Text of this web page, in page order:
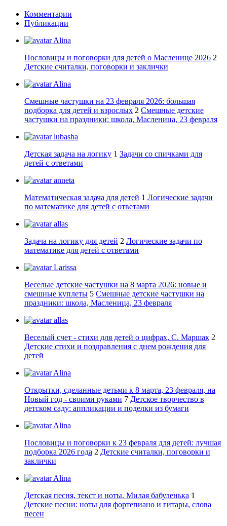
Комментарии
Публикации
Alina
Пословицы и поговорки для детей о Масленице 2026 2
Детские считалки, поговорки и заклички
Alina
Смешные частушки на 23 февраля 2026: большая
подборка для детей и взрослых 2 Смешные детские
частушки на праздники: школа, Масленица, 23 февраля
lubasha
Детская задача на логику 1 Задачи со спичками для
детей с ответами
anneta
Математическая задача для детей 1 Логические задачи
по математике для детей с ответами
allas
Задача на логику для детей 2 Логические задачи по
математике для детей с ответами
Larissa
Веселые детские частушки на 8 марта 2026: новые и
смешные куплеты 5 Смешные детские частушки на
праздники: школа, Масленица, 23 февраля
allas
Веселый счет - стихи для детей о цифрах, С. Маршак 2
Детские стихи и поздравления с днем рождения для
детей
Alina
Открытки, сделанные детьми к 8 марта, 23 февраля, на
Новый год - своими руками 7 Детское творчество в
детском саду: аппликации и поделки из бумаги
Alina
Пословицы и поговорки к 23 февраля для детей: лучшая
подборка 2026 года 2 Детские считалки, поговорки и
заклички
Alina
Детская песня, текст и ноты. Милая бабуленька 1
Детские песни: ноты для фортепиано и гитары, слова
песен